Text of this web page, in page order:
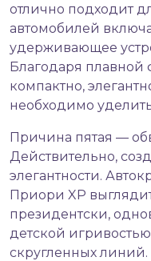
отлично подходит
автомобилей
удерживающее
Благодаря плавной
компактно,
необходимо
Причина пятая —
Действительно,
элегантности.
Приори XP
президентски,
детской
скругленных